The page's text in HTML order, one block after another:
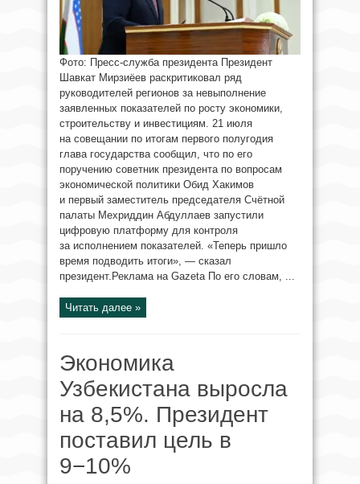
Фото: Пресс-служба президента Президент
Шавкат Мирзиёев раскритиковал ряд
руководителей регионов за невыполнение
заявленных показателей по росту экономики,
строительству и инвестициям. 21 июля
на совещании по итогам первого полугодия
глава государства сообщил, что по его
поручению советник президента по вопросам
экономической политики Обид Хакимов
и первый заместитель председателя Счётной
палаты Мехриддин Абдуллаев запустили
цифровую платформу для контроля
за исполнением показателей. «Теперь пришло
время подводить итоги», — сказал
президент.Реклама на Gazeta По его словам, ...
Читать далее »
Экономика
Узбекистана выросла
на 8,5%. Президент
поставил цель в
9−10%